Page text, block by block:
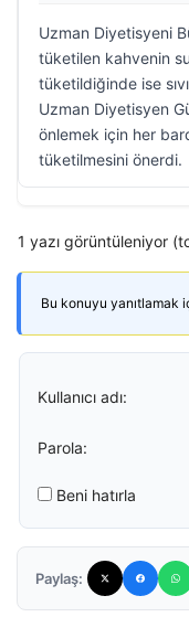
Uzman Diyetisyeni
tüketilen kahvenin
tüketildiğinde ise
Uzman Diyetisyen
önlemek için her
tüketilmesini önerdi.
1 yazı görüntüleniyor
Bu konuyu yanıtlamak
Kullanıcı adı:
Parola:
Beni hatırla
Paylaş: